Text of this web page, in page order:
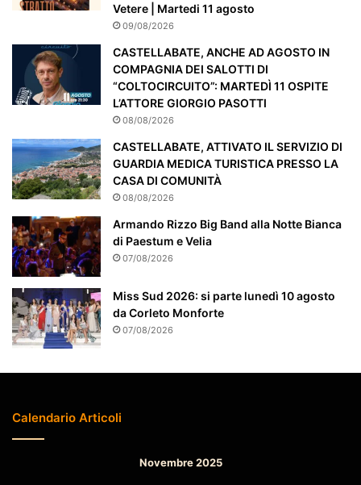
e
t
t
e
n
i
o
n
a
t
o
Vetere | Martedi 11 agosto
09/08/2026
CASTELLABATE, ANCHE AD AGOSTO IN
COMPAGNIA DEI SALOTTI DI
“COLTOCIRCUITO”: MARTEDÌ 11 OSPITE
L’ATTORE GIORGIO PASOTTI
08/08/2026
CASTELLABATE, ATTIVATO IL SERVIZIO DI
GUARDIA MEDICA TURISTICA PRESSO LA
CASA DI COMUNITÀ
08/08/2026
Armando Rizzo Big Band alla Notte Bianca
di Paestum e Velia
07/08/2026
Miss Sud 2026: si parte lunedì 10 agosto
da Corleto Monforte
07/08/2026
Calendario Articoli
Novembre 2025